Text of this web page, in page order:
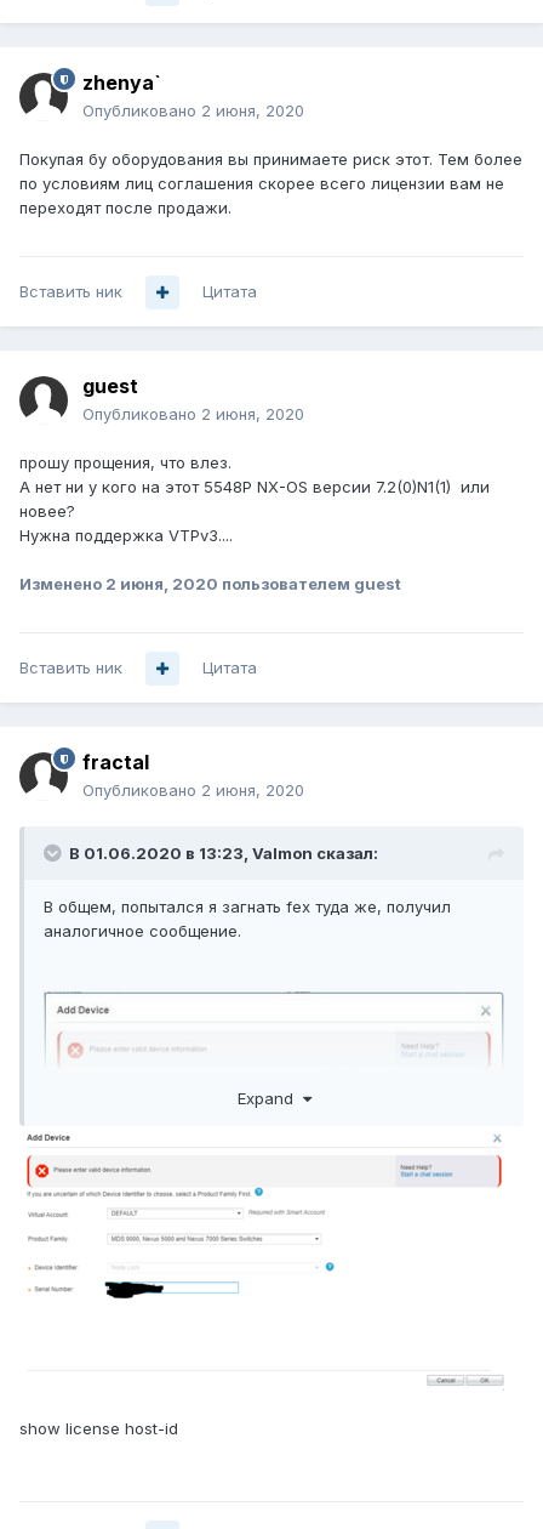
zhenya`
Опубликовано 2 июня, 2020
Покупая бу оборудования вы принимаете риск этот. Тем более
по условиям лиц соглашения скорее всего лицензии вам не
переходят после продажи.
Вставить ник Цитата
guеst
Опубликовано 2 июня, 2020
прошу прощения, что влез.
А нет ни у кого на этот 5548P NX-OS версии 7.2(0)N1(1) или
новее?
Нужна поддержка VTPv3....
Изменено 2 июня, 2020 пользователем guеst
Вставить ник Цитата
fractal
Опубликовано 2 июня, 2020
В 01.06.2020 в 13:23, Valmon сказал:
В общем, попытался я загнать fex туда же, получил
аналогичное сообщение.
что отказали, по второй сказали что нет гарантии и нет
Expand
show license host-id